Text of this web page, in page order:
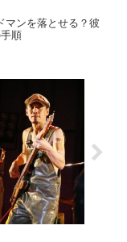
マンを落とせる？彼
順